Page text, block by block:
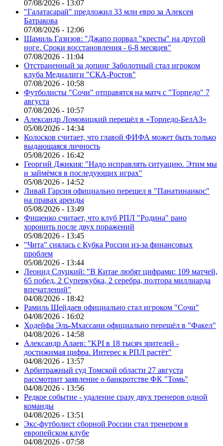
07/08/2026 - 13:07
"Галатасарай" предложил 33 млн евро за Алексея
Батракова
07/08/2026 - 12:06
Шамиль Газизов: "Джапо порвал "кресты" на другой
ноге. Сроки восстановления - 6-8 месяцев"
07/08/2026 - 11:04
Отстраненный за допинг Заболотный стал игроком
клуба Медиалиги "СКА-Ростов"
07/08/2026 - 10:58
Футболисты "Сочи" отправятся на матч с "Торпедо" 7
августа
07/08/2026 - 10:57
Александр Ломовицкий перешёл в «Торпедо-БелАЗ»
05/08/2026 - 14:34
Колосков считает, что главой ФИФА может быть только
выдающаяся личность
05/08/2026 - 16:42
Георгий Джикия: "Надо исправлять ситуацию. Этим мы
и займёмся в последующих играх"
05/08/2026 - 14:52
Ливай Гарсия официально перешел в "Панатинаикос"
на правах аренды
05/08/2026 - 13:49
Фищенко считает, что клуб РПЛ "Родина" рано
хоронить после двух поражений
05/08/2026 - 13:45
"Чита" снялась с Кубка России из-за финансовых
проблем
05/08/2026 - 13:44
Леонид Слуцкий: "В Китае любят цифрами: 109 матчей,
65 побед, 2 Суперкубка, 2 серебра, полтора миллиарда
впечатлений"
04/08/2026 - 18:42
Рамиль Шейдаев официально стал игроком "Сочи"
04/08/2026 - 16:02
Ходейфа Эль-Мхассани официально перешёл в "Факел"
04/08/2026 - 14:58
Александр Алаев: "KPI в 18 тысяч зрителей -
достижимая цифра. Интерес к РПЛ растёт"
04/08/2026 - 13:57
Арбитражный суд Томской области 27 августа
рассмотрит заявление о банкротстве ФК "Томь"
04/08/2026 - 13:56
Редкое событие - удаление сразу двух тренеров одной
команды
04/08/2026 - 13:51
Экс-футболист сборной России стал тренером в
европейском клубе
04/08/2026 - 07:58